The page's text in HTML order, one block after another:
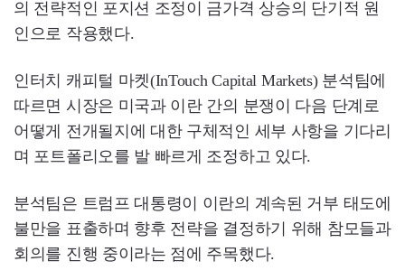
의 전략적인 포지션 조정이 금가격 상승의 단기적 원
인으로 작용했다.
인터치 캐피털 마켓(InTouch Capital Markets) 분석팀에
따르면 시장은 미국과 이란 간의 분쟁이 다음 단계로
어떻게 전개될지에 대한 구체적인 세부 사항을 기다리
며 포트폴리오를 발 빠르게 조정하고 있다.
분석팀은 트럼프 대통령이 이란의 계속된 거부 태도에
불만을 표출하며 향후 전략을 결정하기 위해 참모들과
회의를 진행 중이라는 점에 주목했다.